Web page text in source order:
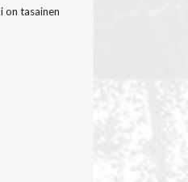
on tasainen